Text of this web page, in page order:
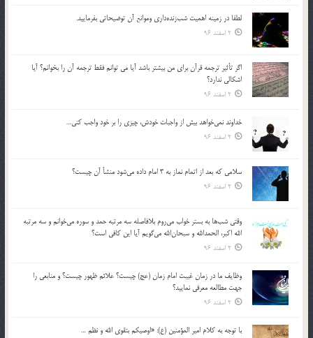
لطفا در زمينه اهميت شب‌زنده‌داري وموانع آن توضيحاتي بفرماييد.
2 اسفند 96
اگر تأثير ترجمه قرآن براي من بيشتر باشد آيا مي توانم فقط ترجمه آن را بخوانم؟ آيا
اشكالي ندارد؟
2 اسفند 96
خداوند نمي‌خواهد بيش از واجبات خودش، چيزي را بر خود واجب كني…
2 اسفند 96
سلامي كه بعد از اتمام نماز به 3 امام داده مي‌شود منشأ آن چيست؟
2 اسفند 96
وقتي شب‌ها به بستر خواب مي‌روم بلافاصله سه مرتبه حمد و سوره مي‌خوانم و سه مرتبه
الله اكبر، الحمدالله و سبحان‌الله مي‌گويم آيا اين كافي است؟
2 اسفند 96
وظايف ما در زمان غيبت امام زمان (عج) چيست؟ علائم ظهور چيست؟ و منابعي را
جهت مطالعه معرفي نماييد؟
2 اسفند 96
با توجه به كلام امير المؤمنين (ع): «اوصيكم بتقوي الله و نظم …